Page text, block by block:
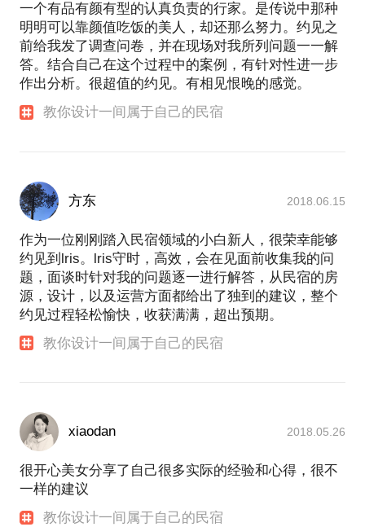
一个有品有颜有型的认真负责的行家。是传说中那种
明明可以靠颜值吃饭的美人，却还那么努力。约见之
前给我发了调查问卷，并在现场对我所列问题一一解
答。结合自己在这个过程中的案例，有针对性进一步
作出分析。很超值的约见。有相见恨晚的感觉。
教你设计一间属于自己的民宿
方东 2018.06.15
作为一位刚刚踏入民宿领域的小白新人，很荣幸能够
约见到lris。lris守时，高效，会在见面前收集我的问
题，面谈时针对我的问题逐一进行解答，从民宿的房
源，设计，以及运营方面都给出了独到的建议，整个
约见过程轻松愉快，收获满满，超出预期。
教你设计一间属于自己的民宿
xiaodan 2018.05.26
很开心美女分享了自己很多实际的经验和心得，很不
一样的建议
教你设计一间属于自己的民宿